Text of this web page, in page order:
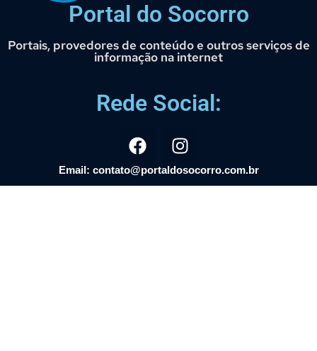
Portal do Socorro
Portais, provedores de conteúdo e outros serviços de
informação na internet
Rede Social:
Email: contato@portaldosocorro.com.br